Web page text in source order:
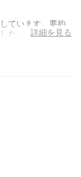
ています。要約
た。、詳細を見る